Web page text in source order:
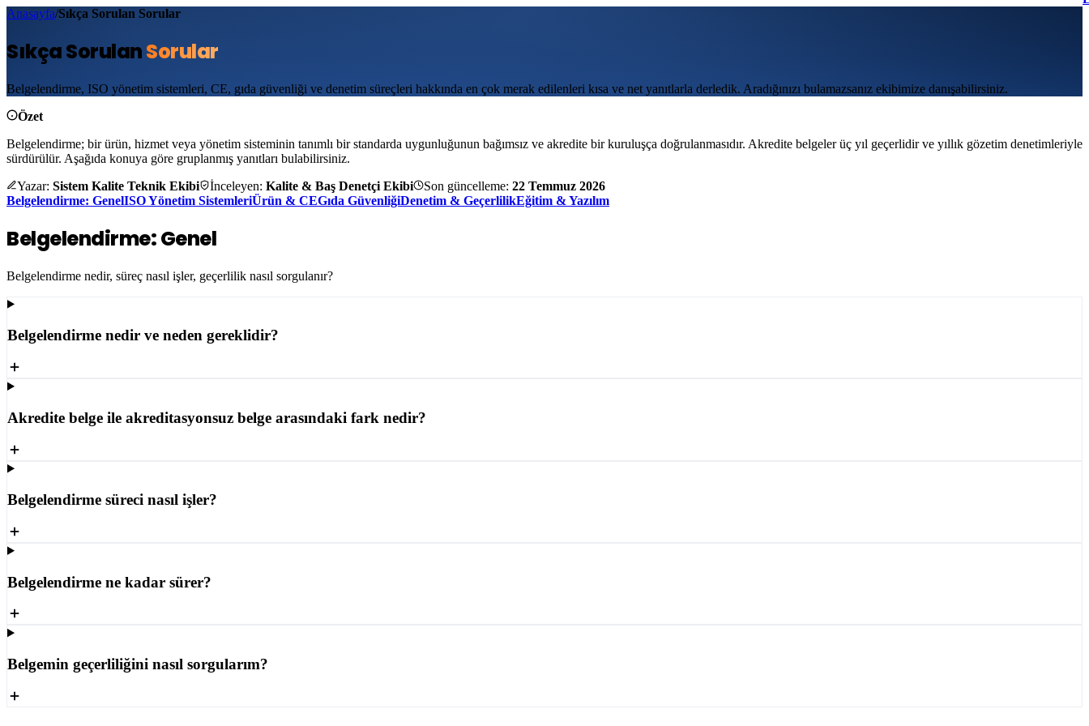
Anasayfa/Sıkça Sorulan Sorular
Sıkça SorulanSorular
Belgelendirme, ISO yönetim sistemleri, CE, gıda güvenliği ve denetim süreçleri hakkında en çok merak edilenleri kısa ve net yanıtlarla derledik. Aradığınızı bulamazsanız ekibimize danışabilirsiniz.
Özet
Belgelendirme; bir ürün, hizmet veya yönetim sisteminin tanımlı bir standarda uygunluğunun bağımsız ve akredite bir kuruluşça doğrulanmasıdır. Akredite belgeler üç yıl geçerlidir ve yıllık gözetim denetimleriyle
sürdürülür. Aşağıda konuya göre gruplanmış yanıtları bulabilirsiniz.
Yazar: Sistem Kalite Teknik Ekibi İnceleyen: Kalite & Baş Denetçi Ekibi Son güncelleme: 22 Temmuz 2026
Belgelendirme: GenelISO Yönetim SistemleriÜrün & CEGıda GüvenliğiDenetim & GeçerlilikEğitim & Yazılım
Belgelendirme: Genel
Belgelendirme nedir, süreç nasıl işler, geçerlilik nasıl sorgulanır?
Belgelendirme nedir ve neden gereklidir?
Akredite belge ile akreditasyonsuz belge arasındaki fark nedir?
Belgelendirme süreci nasıl işler?
Belgelendirme ne kadar sürer?
Belgemin geçerliliğini nasıl sorgularım?